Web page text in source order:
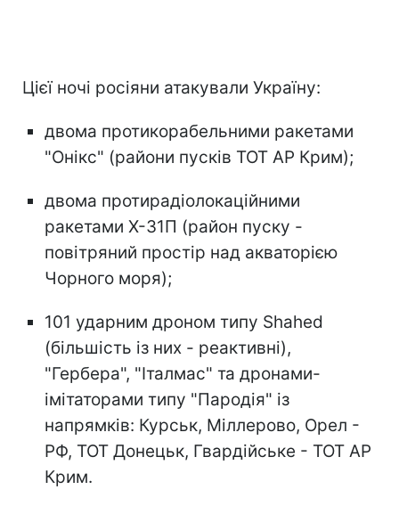
Цієї ночі росіяни атакували Україну:
двома протикорабельними ракетами
"Онікс" (райони пусків ТОТ АР Крим);
двома протирадіолокаційними
ракетами Х-31П (район пуску -
повітряний простір над акваторією
Чорного моря);
101 ударним дроном типу Shahed
(більшість із них - реактивні),
"Гербера", "Італмас" та дронами-
імітаторами типу "Пародія" із
напрямків: Курськ, Міллерово, Орел -
РФ, ТОТ Донецьк, Гвардійське - ТОТ АР
Крим.